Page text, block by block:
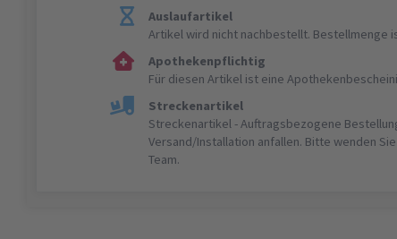
Auslaufartikel
Artikel wird nicht nachbestellt. Bestellmenge
Apothekenpflichtig
Für diesen Artikel ist eine
Streckenartikel
Streckenartikel - Auftragsbezogene
Versand/Installation anfallen. Bitte wenden
Team.